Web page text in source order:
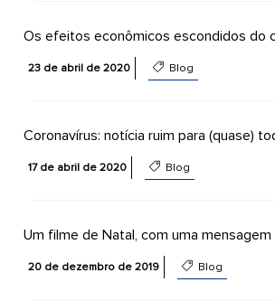
Os efeitos econômicos escondidos do
23 de abril de 2020 Blog
Coronavírus: notícia ruim para (quase)
17 de abril de 2020 Blog
Um filme de Natal, com uma
20 de dezembro de 2019 Blog